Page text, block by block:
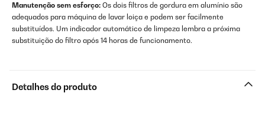
Manutenção sem esforço: Os dois filtros de gordura em alumínio são
adequados para máquina de lavar loiça e podem ser facilmente
substituídos. Um indicador automático de limpeza lembra a próxima
substituição do filtro após 14 horas de funcionamento.
Detalhes do produto